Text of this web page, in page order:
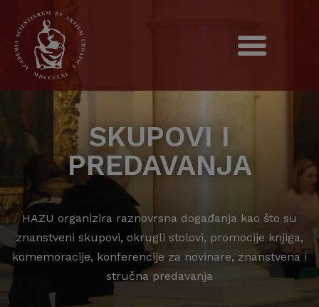
SKUPOVI I
PREDAVANJA
HAZU organizira raznovrsna događanja kao što su
znanstveni skupovi, okrugli stolovi, promocije knjiga,
komemoracije, konferencije za novinare, znanstvena i
stručna predavanja